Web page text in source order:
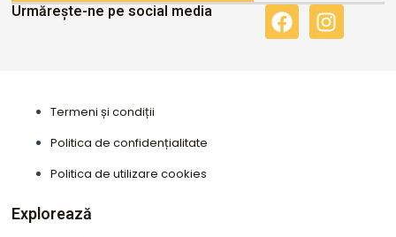
Urmărește-ne pe social media
F
a
I
n
Termeni și condiții
Politica de confidențialitate
Politica de utilizare cookies
Explorează